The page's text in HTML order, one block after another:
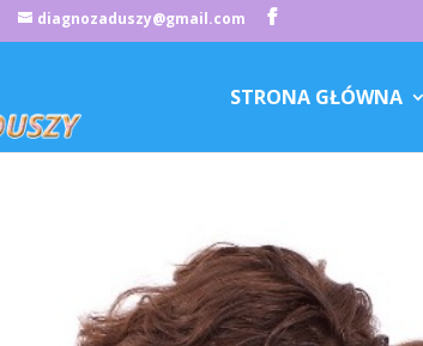
diagnozaduszy@gmail.com
STRONA GŁÓWNA